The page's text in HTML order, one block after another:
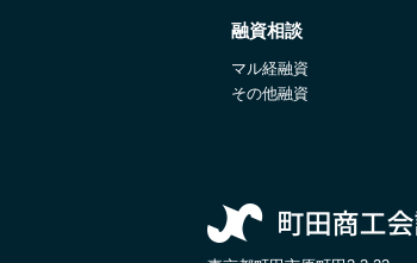
融資相談
マル経融資
その他融資